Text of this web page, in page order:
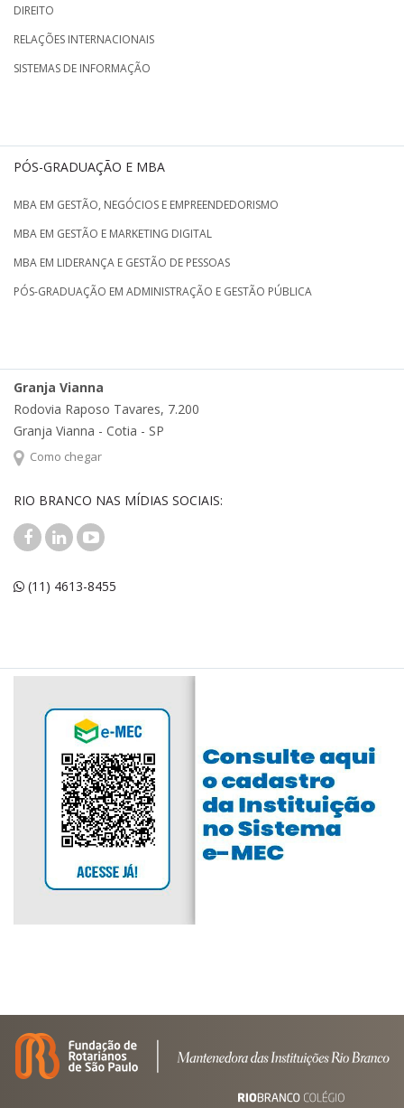
DIREITO
RELAÇÕES INTERNACIONAIS
SISTEMAS DE INFORMAÇÃO
PÓS-GRADUAÇÃO E MBA
MBA EM GESTÃO, NEGÓCIOS E EMPREENDEDORISMO
MBA EM GESTÃO E MARKETING DIGITAL
MBA EM LIDERANÇA E GESTÃO DE PESSOAS
PÓS-GRADUAÇÃO EM ADMINISTRAÇÃO E GESTÃO PÚBLICA
Granja Vianna
Rodovia Raposo Tavares, 7.200
Granja Vianna - Cotia - SP
Como chegar
RIO BRANCO NAS MÍDIAS SOCIAIS:
(11) 4613-8455